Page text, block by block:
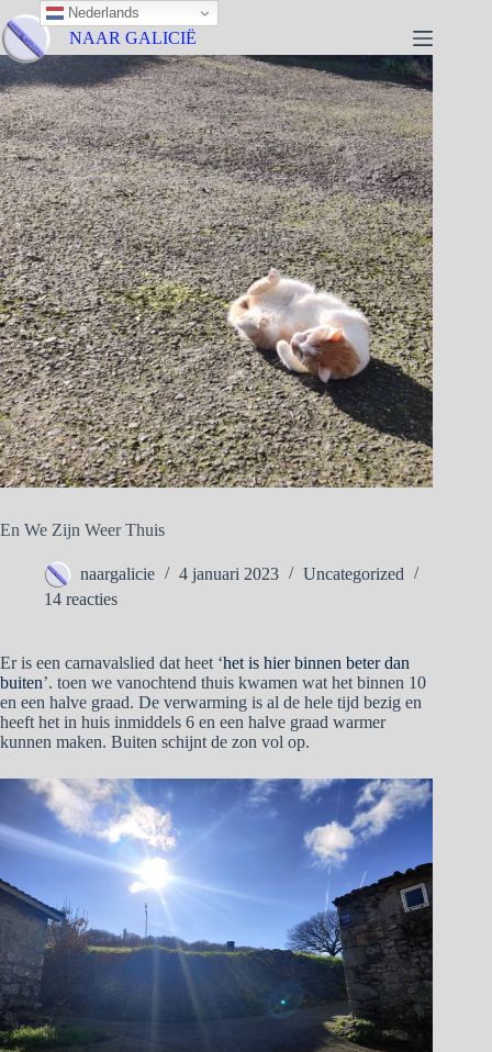
NAAR GALICIË
En We Zijn Weer Thuis
naargalicie 4 januari 2023
Uncategorized
14 reacties
Er is een carnavalslied dat heet ‘het is hier binnen beter dan
buiten’. toen we vanochtend thuis kwamen wat het binnen 10
en een halve graad. De verwarming is al de hele tijd bezig en
heeft het in huis inmiddels 6 en een halve graad warmer
kunnen maken. Buiten schijnt de zon vol op.
Nederlands